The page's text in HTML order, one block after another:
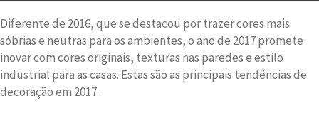
Diferente de 2016, que se destacou por trazer cores mais
sóbrias e neutras para os ambientes, o ano de 2017 promete
inovar com cores originais, texturas nas paredes e estilo
industrial para as casas. Estas são as principais tendências de
decoração em 2017.